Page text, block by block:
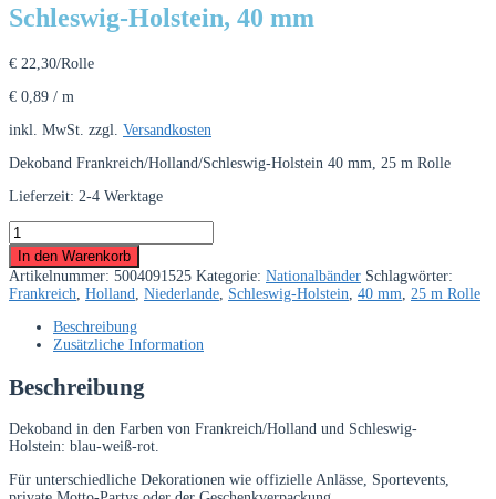
Schleswig-Holstein, 40 mm
€ 22,30/Rolle
€ 0,89 / m
inkl. MwSt. zzgl. Versandkosten
Dekoband Frankreich/Holland/Schleswig-Holstein 40 mm, 25 m Rolle
Lieferzeit: 2-4 Werktage
Dekoband
Frankreich
/
Holland
/
Schleswig-
Holstein,
Menge
In den Warenkorb
Artikelnummer: 5004091525 Kategorie: Nationalbänder Schlagwörter:
Frankreich, Holland, Niederlande, Schleswig-Holstein, 40 mm, 25 m Rolle
Beschreibung
Zusätzliche Information
Beschreibung
Dekoband in den Farben von Frankreich/Holland und Schleswig-
Holstein: blau-weiß-rot.
Für unterschiedliche Dekorationen wie offizielle Anlässe, Sportevents,